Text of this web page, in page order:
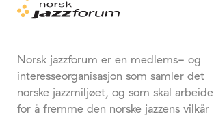
Norsk jazzforum er en medlems- og
interesseorganisasjon som samler det
norske jazzmiljøet, og som skal arbeide
for å fremme den norske jazzens vilkår